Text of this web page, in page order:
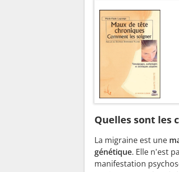
Quelles sont les
La migraine est une
génétique. Elle n'est
manifestation